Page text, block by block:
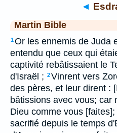
◄
Martin Bible
1Or les ennemis de Juda
entendu que ceux qui
captivité rebâtissaient le
d'Israël ; 2Vinrent vers
des pères, et leur dirent :
bâtissions avec vous; car
Dieu comme vous
sacrifié depuis le temps